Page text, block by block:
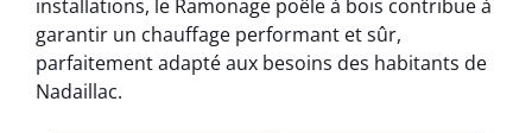
installations, le Ramonage poêle à bois contribue à
garantir un chauffage performant et sûr,
parfaitement adapté aux besoins des habitants de
Nadaillac.